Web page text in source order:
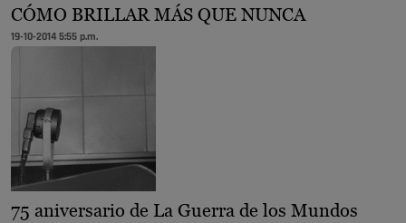
CÓMO BRILLAR MÁS QUE NUNCA
19-10-2014 5:55 p.m.
75 aniversario de La Guerra de los Mundos